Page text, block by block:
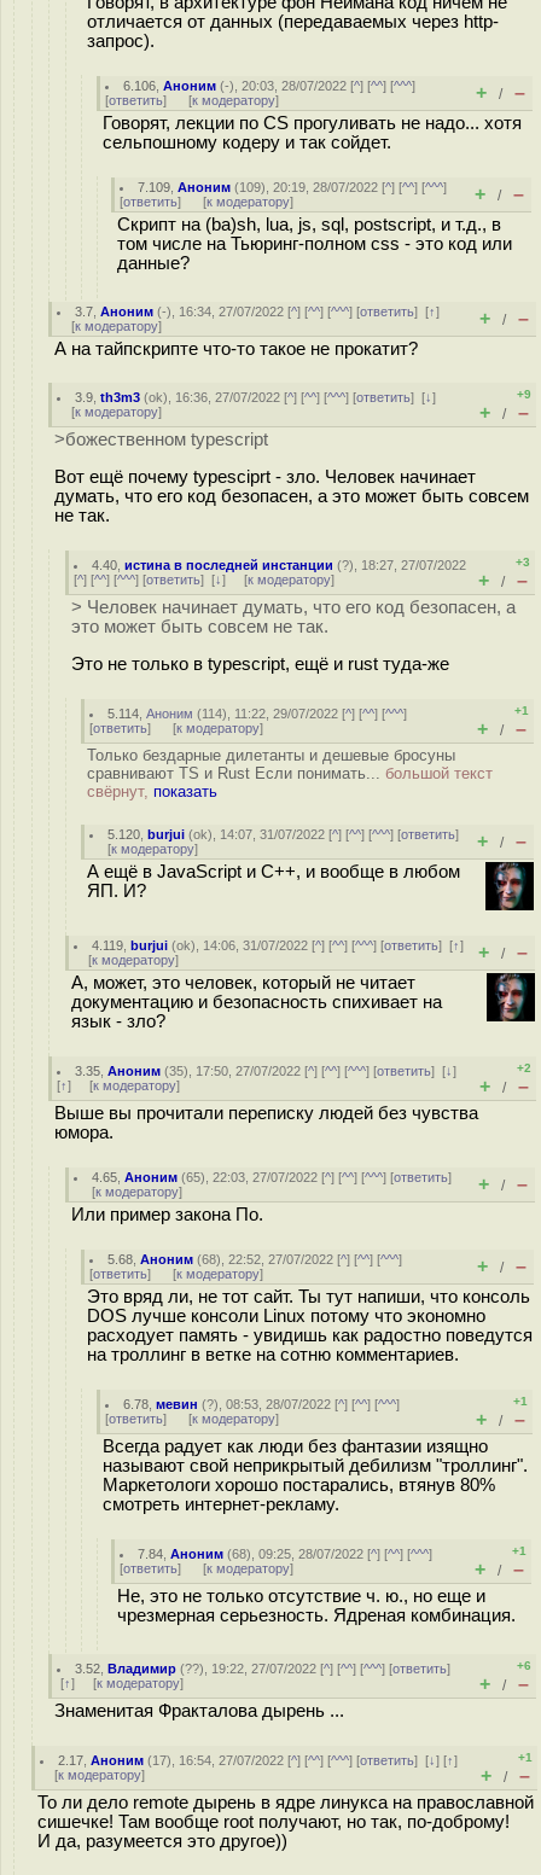
отличается от данных (передаваемых через http-
запрос).
6.106 ,Аноним (-), 20:03, 28/07/2022 [^] [^^] [^^^]
[ответить] [к модератору] + / –
Говорят, лекции по CS прогуливать не надо... хотя
сельпошному кодеру и так сойдет.
7.109 ,Аноним (109), 20:19, 28/07/2022 [^] [^^] [^^^]
[ответить] [к модератору] + / –
Скрипт на (ba)sh, lua, js, sql, postscript, и т.д., в
том числе на Тьюринг-полном css - это код или
данные?
3.7 ,Аноним (-), 16:34, 27/07/2022 [^] [^^] [^^^] [ответить][↑]
[к модератору] + / –
А на тайпскрипте что-то такое не прокатит?
3.9 ,th3m3 (ok), 16:36, 27/07/2022 [^] [^^] [^^^] [ответить][↓]
[к модератору]
+9
+ / –
>божественном typescript
Вот ещё почему typesciprt - зло. Человек начинает
думать, что его код безопасен, а это может быть совсем
не так.
4.40 ,истина в последней инстанции (?), 18:27, 27/07/2022
[^] [^^] [^^^] [ответить] [↓] [к модератору]
+3
+ / –
> Человек начинает думать, что его код безопасен, а
это может быть совсем не так.
Это не только в typescript, ещё и rust туда-же
5.114 ,Аноним (114), 11:22, 29/07/2022 [^] [^^] [^^^]
[ответить] [к модератору]
+1
+ / –
Только бездарные дилетанты и дешевые бросуны
сравнивают TS и Rust Если понимать... большой текст
свёрнут, показать
5.120 ,burjui (ok), 14:07, 31/07/2022 [^] [^^] [^^^] [ответить]
[к модератору] + / –
А ещё в JavaScript и C++, и вообще в любом
ЯП. И?
4.119 ,burjui (ok), 14:06, 31/07/2022 [^] [^^] [^^^] [ответить][↑]
[к модератору] + / –
А, может, это человек, который не читает
документацию и безопасность спихивает на
язык - зло?
3.35 ,Аноним (35), 17:50, 27/07/2022 [^] [^^] [^^^] [ответить][↓]
[↑] [к модератору]
+2
+ / –
Выше вы прочитали переписку людей без чувства
юмора.
4.65 ,Аноним (65), 22:03, 27/07/2022 [^] [^^] [^^^] [ответить]
[к модератору] + / –
Или пример закона По.
5.68 ,Аноним (68), 22:52, 27/07/2022 [^] [^^] [^^^]
[ответить] [к модератору] + / –
Это вряд ли, не тот сайт. Ты тут напиши, что консоль
DOS лучше консоли Linux потому что экономно
расходует память - увидишь как радостно поведутся
на троллинг в ветке на сотню комментариев.
6.78 ,мевин (?), 08:53, 28/07/2022 [^] [^^] [^^^]
[ответить] [к модератору]
+1
+ / –
Всегда радует как люди без фантазии изящно
называют свой неприкрытый дебилизм "троллинг".
Маркетологи хорошо постарались, втянув 80%
смотреть интернет-рекламу.
7.84 ,Аноним (68), 09:25, 28/07/2022 [^] [^^] [^^^]
[ответить] [к модератору]
+1
+ / –
Не, это не только отсутствие ч. ю., но еще и
чрезмерная серьезность. Ядреная комбинация.
3.52 ,Владимир (??), 19:22, 27/07/2022 [^] [^^] [^^^] [ответить]
[↑] [к модератору]
+6
+ / –
Знаменитая Фракталова дырень ...
2.17 ,Аноним (17), 16:54, 27/07/2022 [^] [^^] [^^^] [ответить][↓] [↑]
[к модератору]
+1
+ / –
То ли дело remote дырень в ядре линукса на православной
сишечке! Там вообще root получают, но так, по-доброму!
И да, разумеется это другое))